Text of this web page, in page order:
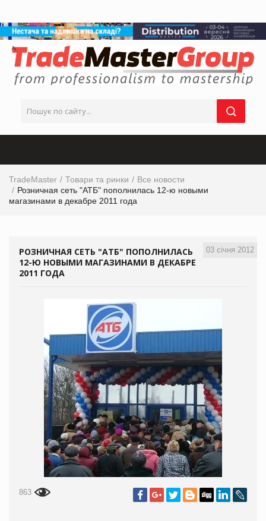
TradeMaster Товари та ринки
Все новости
Розничная сеть "АТБ" пополнилась 12-ю новыми
магазинами в декабре 2011 года
03 січня 2012
РОЗНИЧНАЯ СЕТЬ "АТБ" ПОПОЛНИЛАСЬ
12-Ю НОВЫМИ МАГАЗИНАМИ В ДЕКАБРЕ
2011 ГОДА
863